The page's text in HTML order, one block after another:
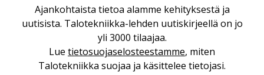
KOLUMNI
Yli miljoona kotia on vailla toimivaa
ilmanvaihtoa
KOLUMNI
Ajankohtaista tietoa alamme kehityksestä ja
uutisista. Talotekniikka-lehden uutiskirjeellä on jo
yli 3000 tilaajaa.
Lue tietosuojaselosteestamme, miten
Talotekniikka suojaa ja käsittelee tietojasi.